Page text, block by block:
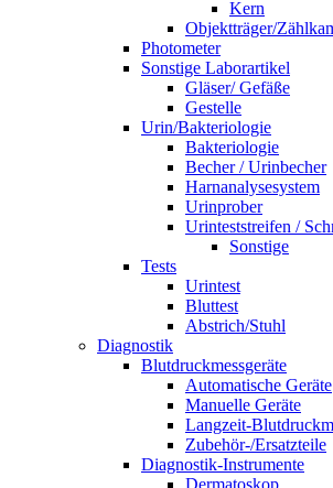
Kern
Objektträger/
Photometer
Sonstige Laborartikel
Gläser/ Gefäße
Gestelle
Urin/Bakteriologie
Bakteriologie
Becher / Urinbecher
Harnanalysesystem
Urinprober
Urinteststreifen /
Sonstige
Tests
Urintest
Bluttest
Abstrich/Stuhl
Diagnostik
Blutdruckmessgeräte
Automatische Geräte
Manuelle Geräte
Langzeit-
Zubehör-/Ersatzteile
Diagnostik-Instrumente
Dermatoskop